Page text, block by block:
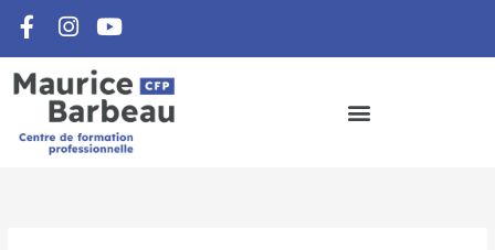
contenu
F
a
c
e
b
o
I
n
s
t
a
g
r
Y
o
u
t
u
b
e